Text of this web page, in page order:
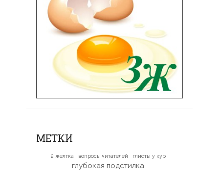
МЕТКИ
2 желтка вопросы читателей глисты у кур
глубокая подстилка